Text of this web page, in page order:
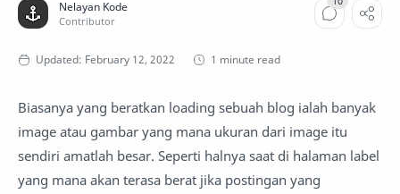
1 minute read
Biasanya yang beratkan loading sebuah blog ialah banyak
image atau gambar yang mana ukuran dari image itu
sendiri amatlah besar. Seperti halnya saat di halaman label
yang mana akan terasa berat jika postingan yang